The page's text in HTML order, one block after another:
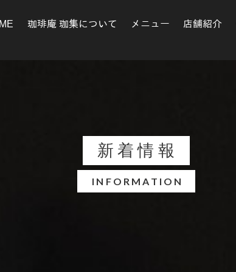
珈琲庵 珈集について メニュー 店舗紹介
新着情報
INFORMATION